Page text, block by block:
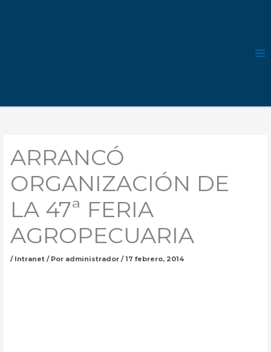
ARRANCÓ
ORGANIZACIÓN DE
LA 47ª FERIA
AGROPECUARIA
/ Intranet/ Por administrador /17 febrero, 2014